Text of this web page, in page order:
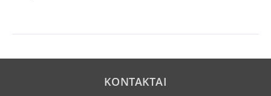
KONTAKTAI